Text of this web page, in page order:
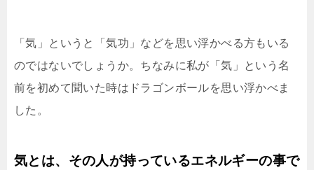
「気」というと「気功」などを思い浮かべる方もいる
のではないでしょうか。ちなみに私が「気」という名
前を初めて聞いた時はドラゴンボールを思い浮かべま
した。
気とは、その人が持っているエネルギーの事で